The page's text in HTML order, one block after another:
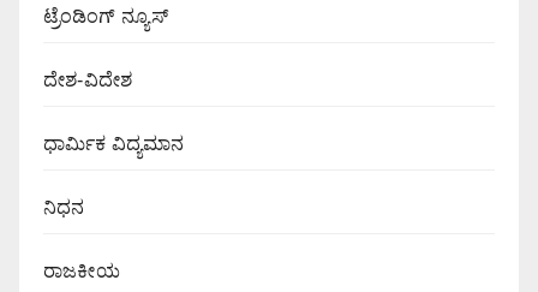
ಟ್ರೆಂಡಿಂಗ್ ನ್ಯೂಸ್
ದೇಶ-ವಿದೇಶ
ಧಾರ್ಮಿಕ ವಿದ್ಯಮಾನ
ನಿಧನ
ರಾಜಕೀಯ